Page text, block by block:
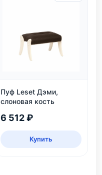
Пуф Leset Дэми,
слоновая кость
6 512 ₽
Купить